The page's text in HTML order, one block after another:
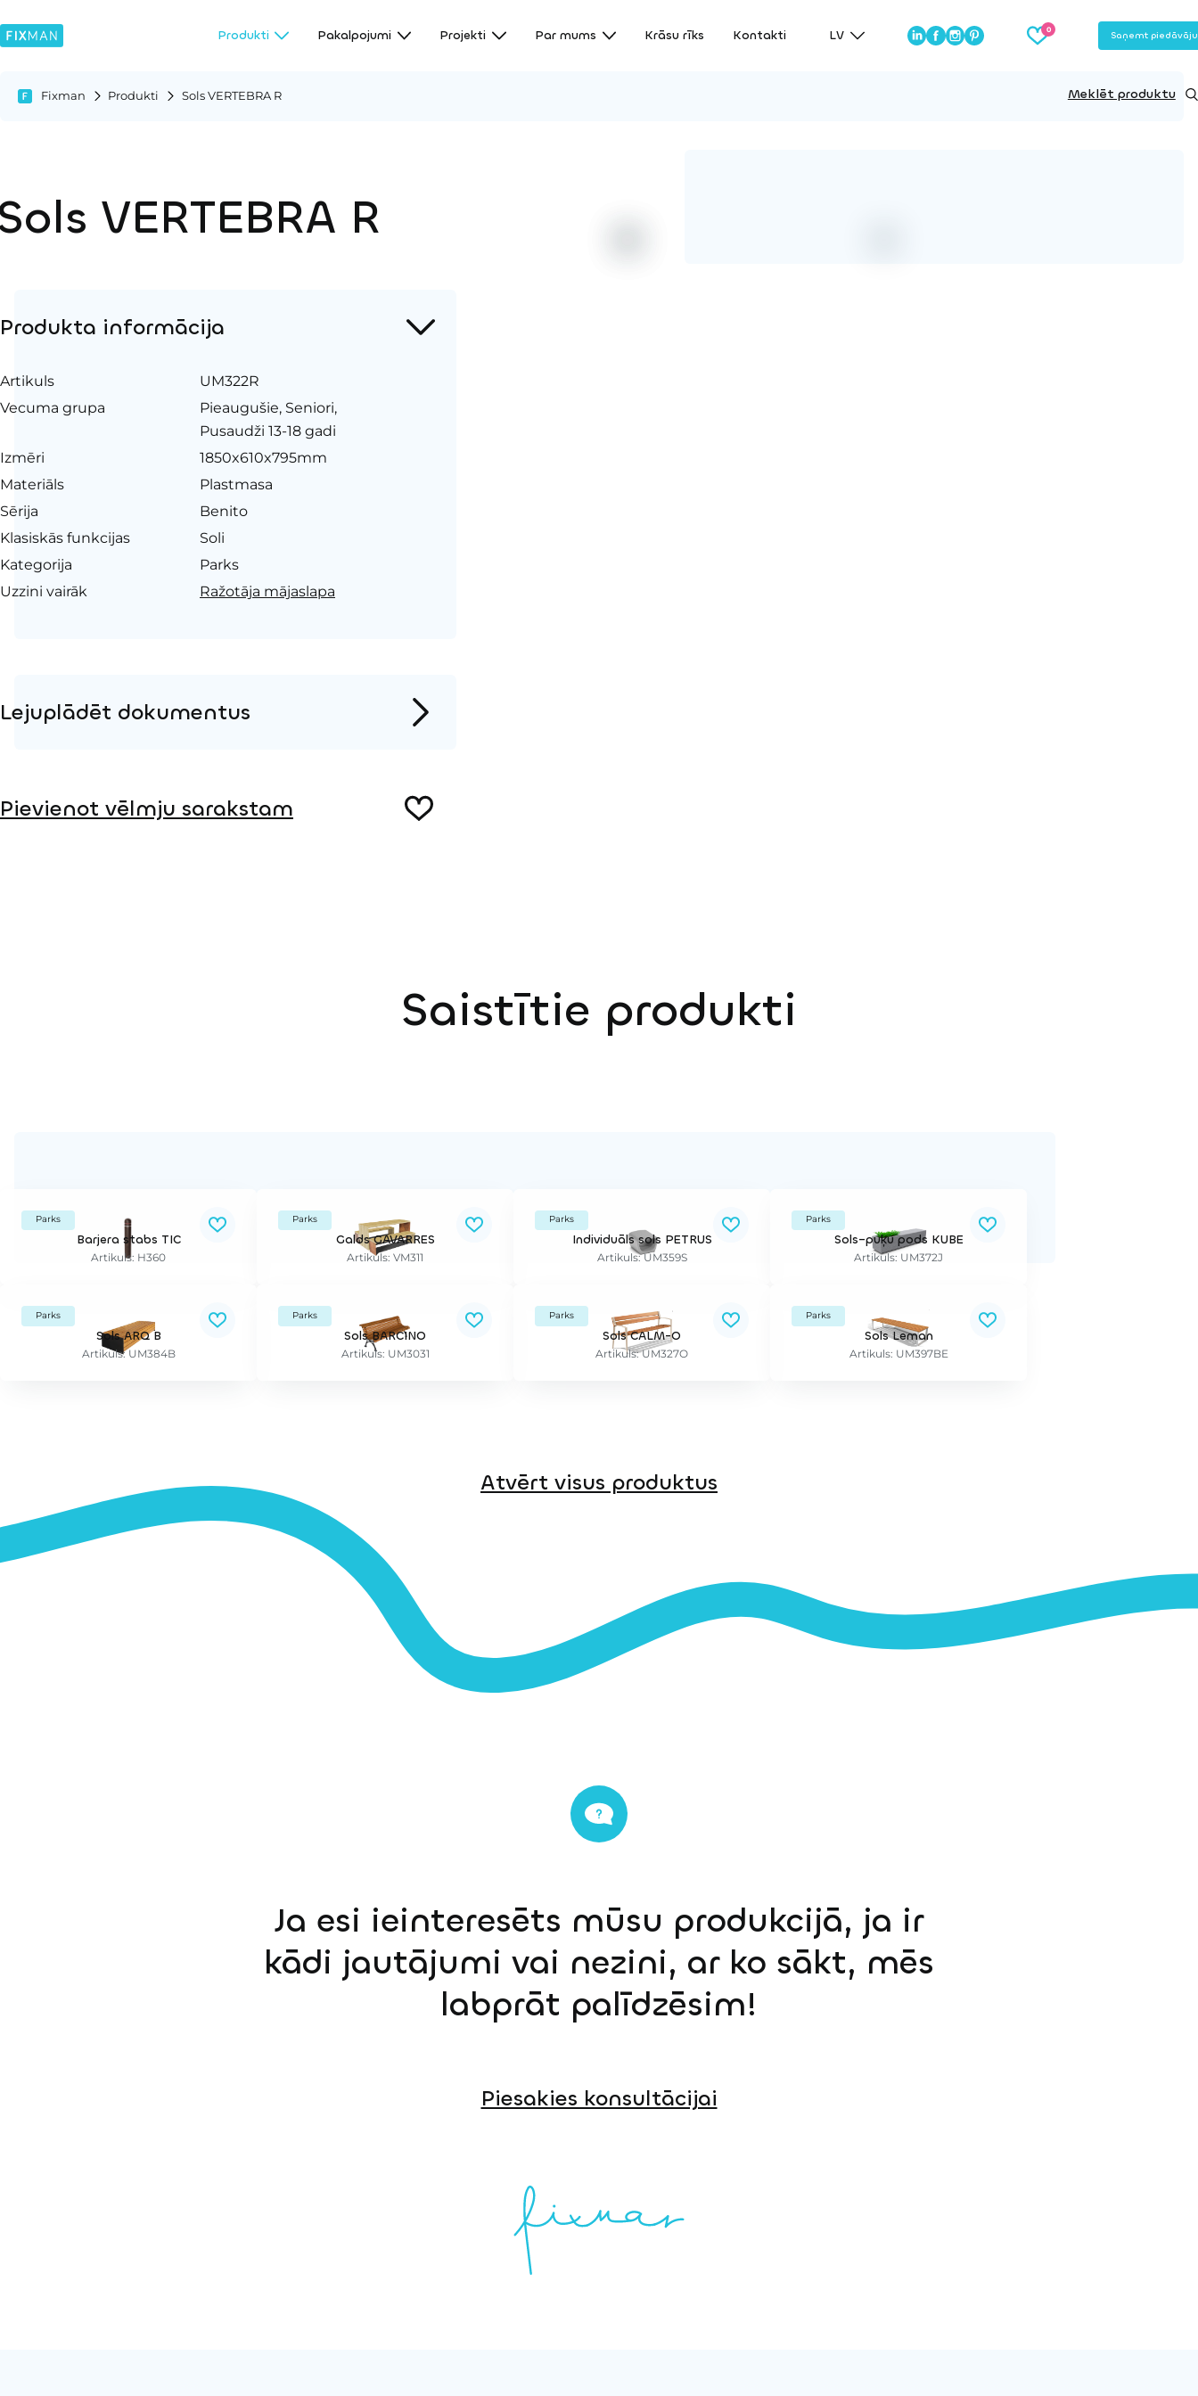
Produkti Pakalpojumi Projekti Par mums Krāsu rīks Kontakti LV Saņemt
Fixman Produkti Sols VERTEBRA R Meklēt produktu
VERTEBRA R
Produkta informācija
Artikuls
UM322R
Vecuma grupa
Pieaugušie, Seniori,
Pusaudži 13-18 gadi
Izmēri
1850x610x795mm
Materiāls
Plastmasa
Sērija
Benito
Klasiskās funkcijas
Soli
Kategorija
Parks
Uzzini vairāk
Ražotāja mājaslapa
Lejuplādēt dokumentus
Pievienot vēlmju sarakstam
Saistītie produkti
Parks
Barjera stabs TIC
Artikuls: H360
Parks
Galds GAVARRES
Artikuls: VM311
Parks
Individuāls sols PETRUS
Artikuls: UM359S
Parks
Sols–puķu pods KUBE
Artikuls: UM372J
Parks
Sols ARQ B
Artikuls: UM384B
Parks
Sols BARCINO
Artikuls: UM3031
Parks
Sols CALM-O
Artikuls: UM327O
Parks
Sols Leman
Artikuls: UM397BE
Atvērt visus produktus
Ja esi ieinteresēts mūsu produkcijā, ja ir
kādi jautājumi vai nezini, ar ko sākt, mēs
labprāt palīdzēsim!
Piesakies konsultācijai